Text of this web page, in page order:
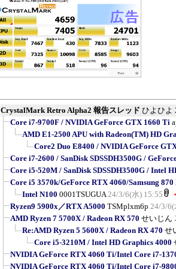
CrystalMark Retro Alpha2 報告スレッド ひよひよ
Core i7-9700F / NVIDIA GeForce GTX 1660 Ti
AMD E1-2500 APU with Radeon(TM) HD
Core2 Duo E8400 / NVIDIA GeForce
Core i7-2600 / SanDisk SDSSDH3500G /
Core i5-520M / SanDisk SDSSDH3500G / Intel
Core i5 3570k/GeForce RTX 4060/Samsung 870
Intel N100 0001TSUGUA 24/3/6(水) 15:55
Ryzen9 5900x／RTX A5000 TSMplxm6p 24/3/6(
AMD Ryzen 7 5700X / Radeon RX 570 せいじん
Re:AMD Ryzen 5 5600X / Radeon RX 470 せ
Core i5-3210M / Intel HD Graphics 4000
NVIDIA GeForce RTX 4060 Ti/Intel Core i7-
NVIDIA GeForce RTX 4060 Ti/Intel Core i7-